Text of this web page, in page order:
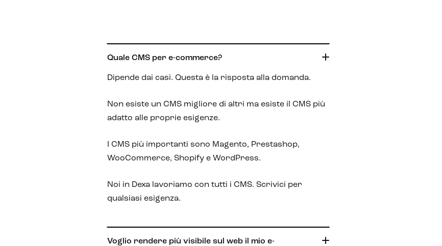
Quale CMS per e-commerce?
Dipende dai casi. Questa è la risposta alla domanda.
Non esiste un CMS migliore di altri ma esiste il CMS più
adatto alle proprie esigenze.
I CMS più importanti sono Magento, Prestashop,
WooCommerce, Shopify e WordPress.
Noi in Dexa lavoriamo con tutti i CMS. Scrivici per
qualsiasi esigenza.
Voglio rendere più visibile sul web il mio e-